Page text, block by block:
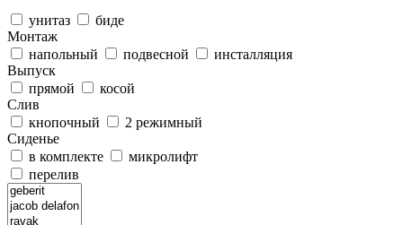
унитаз
биде
Монтаж
напольный
подвесной
инсталляция
Выпуск
прямой
косой
Слив
кнопочный
2 режимный
Сиденье
в комплекте
микролифт
перелив